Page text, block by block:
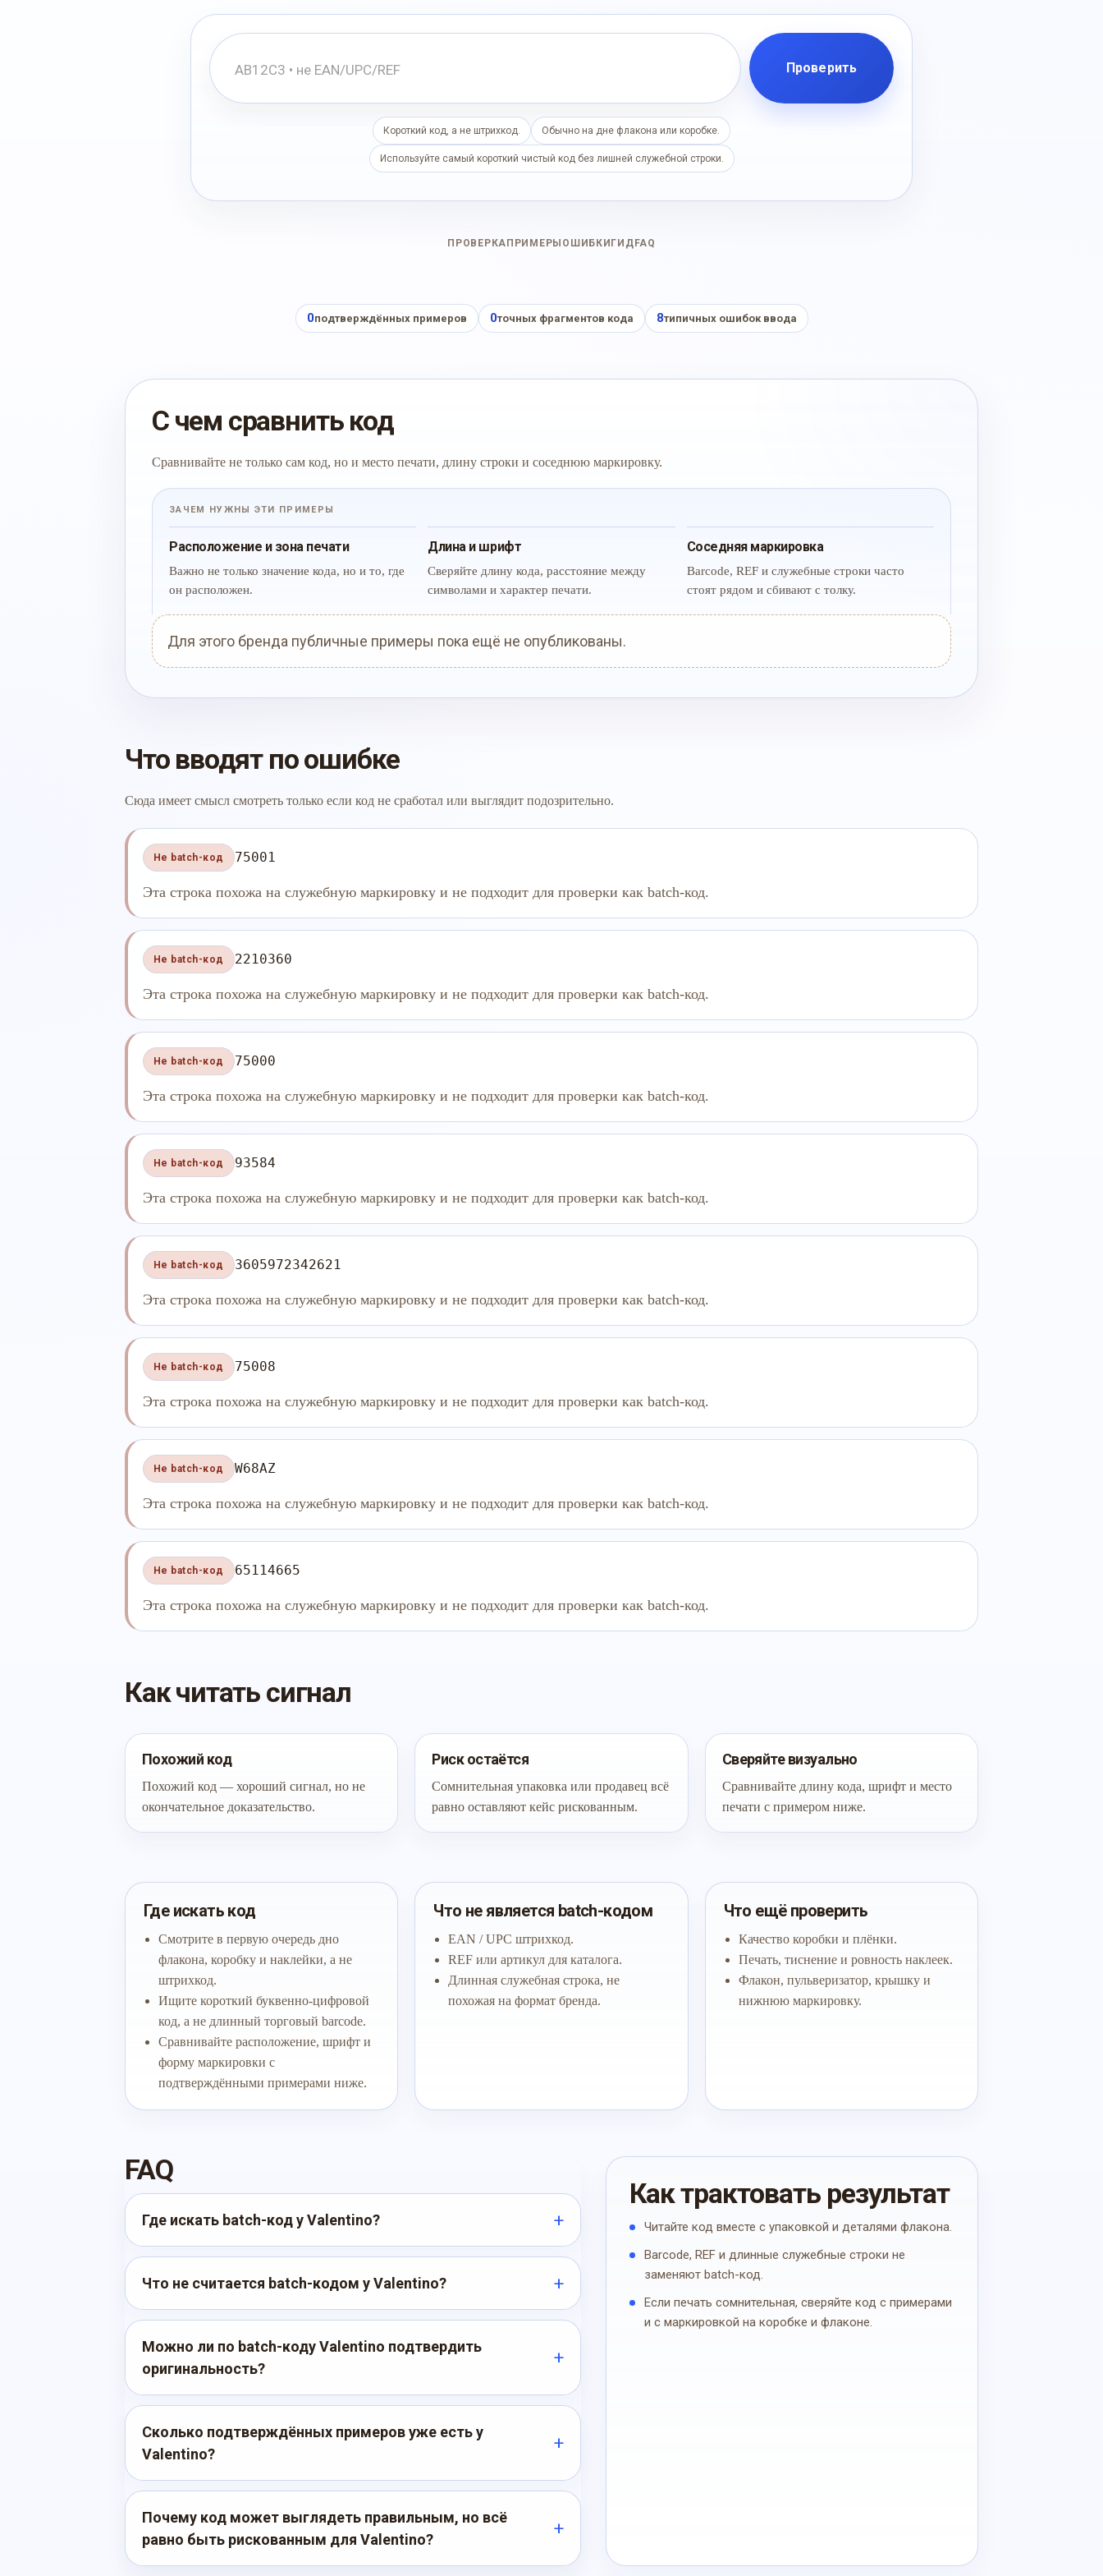
Проверить
Короткий код, а не штрихкод. Обычно на дне флакона или коробке.
Используйте самый короткий чистый код без лишней служебной строки.
ПРОВЕРКА ПРИМЕРЫ ОШИБКИ ГИД FAQ
0подтверждённых примеров 0точных фрагментов кода 8типичных ошибок ввода
С чем сравнить код
Сравнивайте не только сам код, но и место печати, длину строки и соседнюю маркировку.
ЗАЧЕМ НУЖНЫ ЭТИ ПРИМЕРЫ
Расположение и зона печати
Важно не только значение кода, но и то, где
он расположен.
Длина и шрифт
Сверяйте длину кода, расстояние между
символами и характер печати.
Соседняя маркировка
Barcode, REF и служебные строки часто
стоят рядом и сбивают с толку.
Для этого бренда публичные примеры пока ещё не опубликованы.
Что вводят по ошибке
Сюда имеет смысл смотреть только если код не сработал или выглядит подозрительно.
Не batch-код 75001
Эта строка похожа на служебную маркировку и не подходит для проверки как batch-код.
Не batch-код 2210360
Эта строка похожа на служебную маркировку и не подходит для проверки как batch-код.
Не batch-код 75000
Эта строка похожа на служебную маркировку и не подходит для проверки как batch-код.
Не batch-код 93584
Эта строка похожа на служебную маркировку и не подходит для проверки как batch-код.
Не batch-код 3605972342621
Эта строка похожа на служебную маркировку и не подходит для проверки как batch-код.
Не batch-код 75008
Эта строка похожа на служебную маркировку и не подходит для проверки как batch-код.
Не batch-код W68AZ
Эта строка похожа на служебную маркировку и не подходит для проверки как batch-код.
Не batch-код 65114665
Эта строка похожа на служебную маркировку и не подходит для проверки как batch-код.
Как читать сигнал
Похожий код
Похожий код — хороший сигнал, но не
окончательное доказательство.
Риск остаётся
Сомнительная упаковка или продавец всё
равно оставляют кейс рискованным.
Сверяйте визуально
Сравнивайте длину кода, шрифт и место
печати с примером ниже.
Где искать код
Смотрите в первую очередь дно
флакона, коробку и наклейки, а не
штрихкод.
Ищите короткий буквенно-цифровой
код, а не длинный торговый barcode.
Сравнивайте расположение, шрифт и
форму маркировки с
подтверждёнными примерами ниже.
Что не является batch-кодом
EAN / UPC штрихкод.
REF или артикул для каталога.
Длинная служебная строка, не
похожая на формат бренда.
Что ещё проверить
Качество коробки и плёнки.
Печать, тиснение и ровность наклеек.
Флакон, пульверизатор, крышку и
нижнюю маркировку.
FAQ
Где искать batch-код у Valentino?
Что не считается batch-кодом у Valentino?
Можно ли по batch-коду Valentino подтвердить
оригинальность?
Сколько подтверждённых примеров уже есть у
Valentino?
Почему код может выглядеть правильным, но всё
равно быть рискованным для Valentino?
Как трактовать результат
Читайте код вместе с упаковкой и деталями флакона.
Barcode, REF и длинные служебные строки не
заменяют batch-код.
Если печать сомнительная, сверяйте код с примерами
и с маркировкой на коробке и флаконе.